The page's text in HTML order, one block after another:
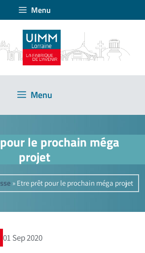
Menu
Menu
le prochain méga
projet
» Etre prêt pour le prochain méga projet
01 Sep 2020